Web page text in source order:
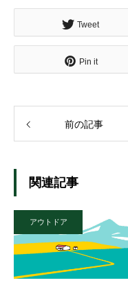
Tweet
Pin it
前の記事
関連記事
アウトドア